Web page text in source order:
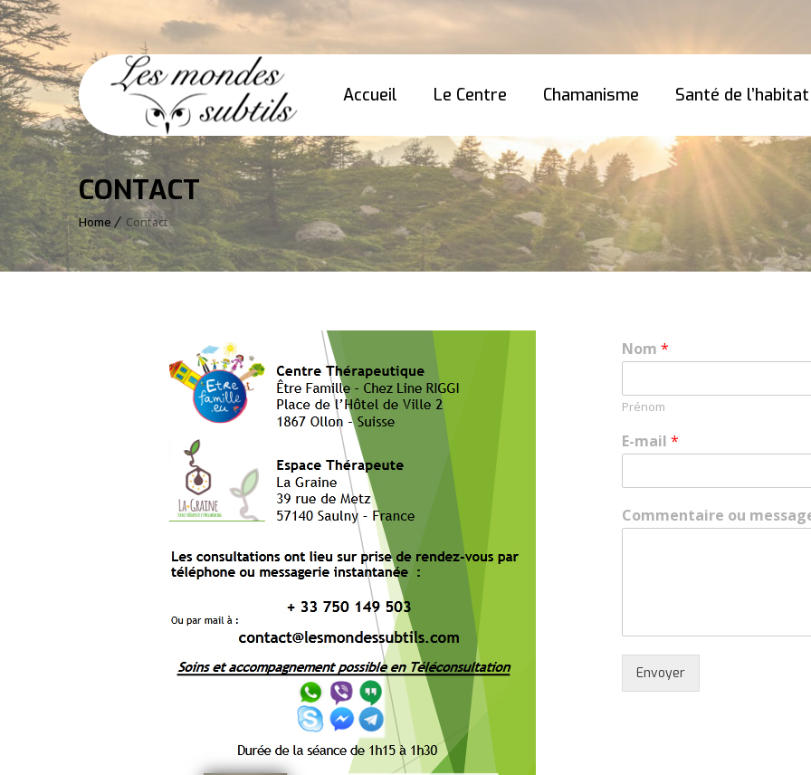
Accueil Le Centre Chamanisme Santé de l’habitat
CONTACT
Home Contact
Nom *
Prénom
E-mail *
Commentaire ou
Envoyer